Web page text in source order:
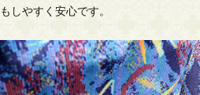
もしやすく安心です。